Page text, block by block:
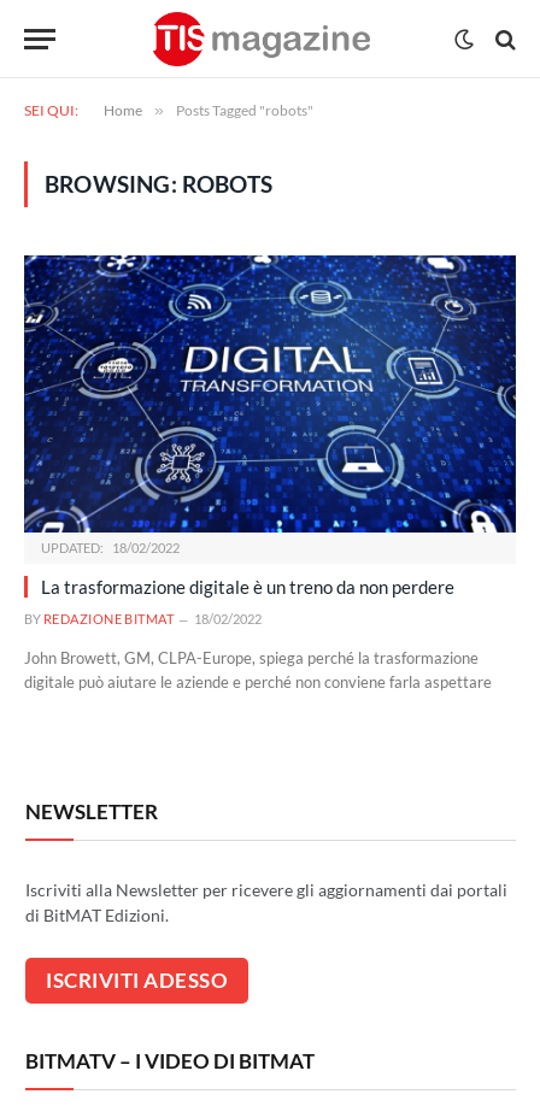
SEI QUI: Home » Posts Tagged "robots"
BROWSING: ROBOTS
UPDATED: 18/02/2022
La trasformazione digitale è un treno da non perdere
BY REDAZIONE BITMAT 18/02/2022
John Browett, GM, CLPA-Europe, spiega perché la trasformazione
digitale può aiutare le aziende e perché non conviene farla aspettare
NEWSLETTER
Iscriviti alla Newsletter per ricevere gli aggiornamenti dai portali
di BitMAT Edizioni.
BITMATV – I VIDEO DI BITMAT